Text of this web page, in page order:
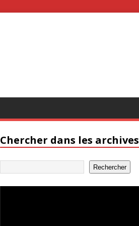
Chercher dans les archives
Rechercher